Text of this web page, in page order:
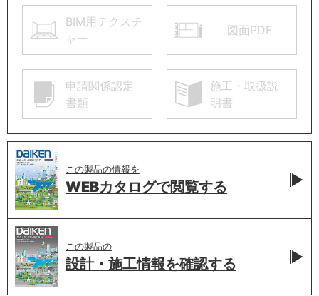
BIM用テクスチ
ャー
図面PDF
申請関係認定
書類
施工・取扱説
明書
この製品の情報を
WEBカタログで閲覧する
この製品の
設計・施工情報を確認する